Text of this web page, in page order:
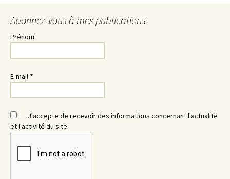
Abonnez-vous à mes publications
Prénom
E-mail*
J'accepte de recevoir des informations concernant l'actualité
et l'activité du site.